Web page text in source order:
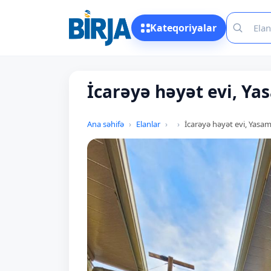
Kateqoriyalar
İcarəyə həyət evi,
Ana səhifə Elanlar İcarəyə həyət evi,